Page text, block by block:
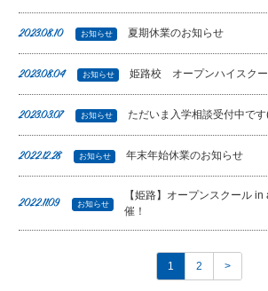
2023.08.10 お知らせ 夏期休業のお知らせ
2023.08.04 お知らせ 姫路校 オープンハイスク
2023.03.07 お知らせ ただいま入学相談受付中です
2022.12.28 お知らせ 年末年始休業のお知らせ
2022.11.09 お知らせ
【姫路】オープンスクール
催！
1 2 >